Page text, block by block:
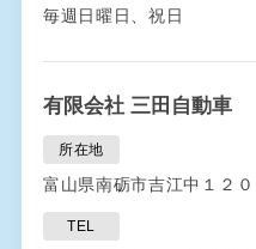
毎週日曜日、祝日
有限会社 三田自動車
所在地
富山県南砺市吉江中１２０
TEL